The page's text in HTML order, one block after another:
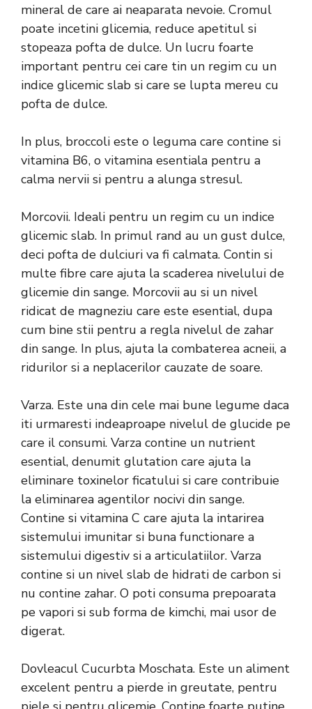
mineral de care ai neaparata nevoie. Cromul
poate incetini glicemia, reduce apetitul si
stopeaza pofta de dulce. Un lucru foarte
important pentru cei care tin un regim cu un
indice glicemic slab si care se lupta mereu cu
pofta de dulce.
In plus, broccoli este o leguma care contine si
vitamina B6, o vitamina esentiala pentru a
calma nervii si pentru a alunga stresul.
Morcovii. Ideali pentru un regim cu un indice
glicemic slab. In primul rand au un gust dulce,
deci pofta de dulciuri va fi calmata. Contin si
multe fibre care ajuta la scaderea nivelului de
glicemie din sange. Morcovii au si un nivel
ridicat de magneziu care este esential, dupa
cum bine stii pentru a regla nivelul de zahar
din sange. In plus, ajuta la combaterea acneii, a
ridurilor si a neplacerilor cauzate de soare.
Varza. Este una din cele mai bune legume daca
iti urmaresti indeaproape nivelul de glucide pe
care il consumi. Varza contine un nutrient
esential, denumit glutation care ajuta la
eliminare toxinelor ficatului si care contribuie
la eliminarea agentilor nocivi din sange.
Contine si vitamina C care ajuta la intarirea
sistemului imunitar si buna functionare a
sistemului digestiv si a articulatiilor. Varza
contine si un nivel slab de hidrati de carbon si
nu contine zahar. O poti consuma prepoarata
pe vapori si sub forma de kimchi, mai usor de
digerat.
Dovleacul Cucurbta Moschata. Este un aliment
excelent pentru a pierde in greutate, pentru